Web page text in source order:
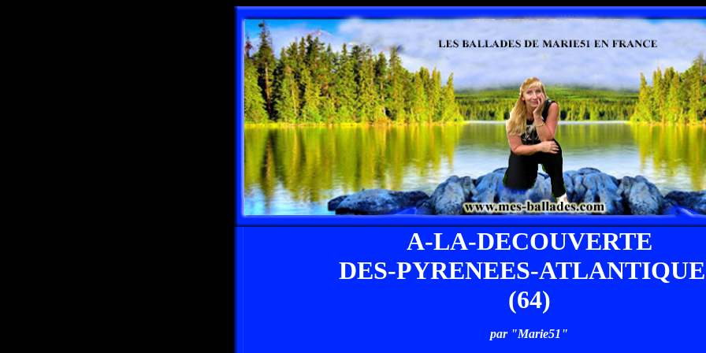
A-LA-DECOUVERTE
DES-PYRENEES-
(64)
par "Marie51"